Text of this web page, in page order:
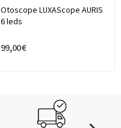
Otoscope LUXAScope AURIS
6 leds
99,00 €